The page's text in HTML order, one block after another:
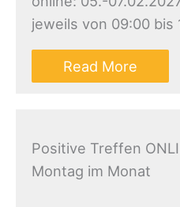
jeweils von 09:00 bis
Read More
Positive Treffen
Montag im Monat